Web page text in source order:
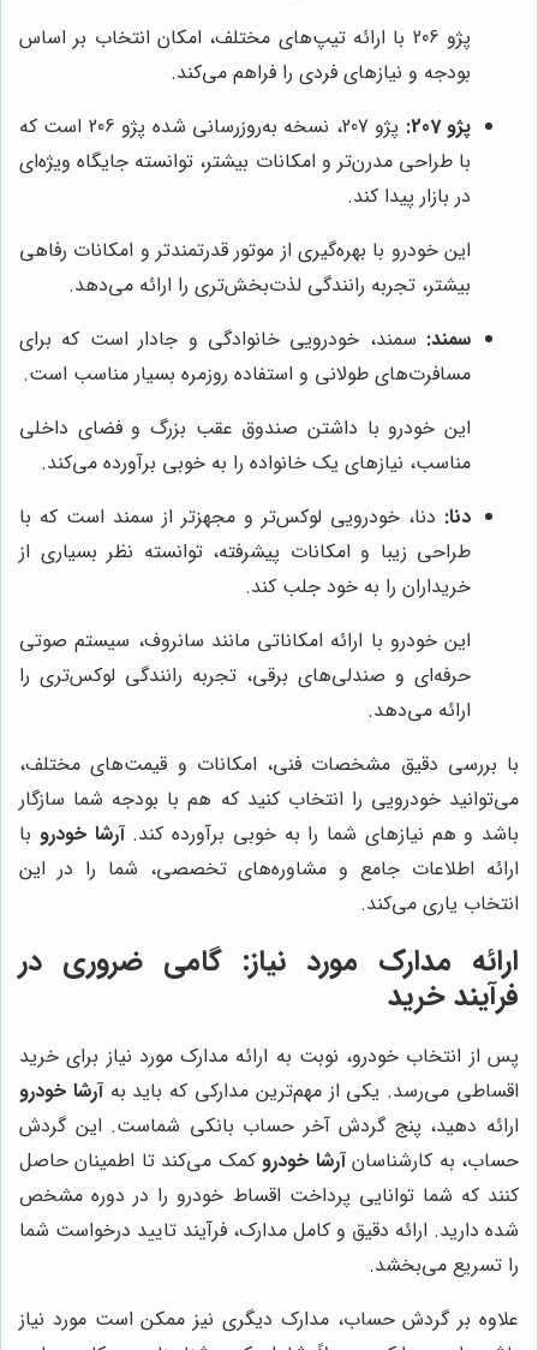
پژو 206 با ارائه تیپ‌های مختلف، امکان انتخاب بر اساس
بودجه و نیازهای فردی را فراهم می‌کند.
پژو 207:
پژو 207، نسخه به‌روزرسانی شده پژو 206 است که
با طراحی مدرن‌تر و امکانات بیشتر، توانسته جایگاه ویژه‌ای
در بازار پیدا کند.
این خودرو با بهره‌گیری از موتور قدرتمندتر و امکانات رفاهی
بیشتر، تجربه رانندگی لذت‌بخش‌تری را ارائه می‌دهد.
سمند: سمند، خودرویی خانوادگی و جادار است که برای
مسافرت‌های طولانی و استفاده روزمره بسیار مناسب است.
این خودرو با داشتن صندوق عقب بزرگ و فضای داخلی
مناسب، نیازهای یک خانواده را به خوبی برآورده می‌کند.
دنا: دنا، خودرویی لوکس‌تر و مجهزتر از سمند است که با
طراحی زیبا و امکانات پیشرفته، توانسته نظر بسیاری از
خریداران را به خود جلب کند.
این خودرو با ارائه امکاناتی مانند سانروف، سیستم صوتی
حرفه‌ای و صندلی‌های برقی، تجربه رانندگی لوکس‌تری را
ارائه می‌دهد.
با بررسی دقیق مشخصات فنی، امکانات و قیمت‌های مختلف،
می‌توانید خودرویی را انتخاب کنید که هم با بودجه شما سازگار
باشد و هم نیازهای شما را به خوبی برآورده کند.آرشا خودرو با
ارائه اطلاعات جامع و مشاوره‌های تخصصی، شما را در این
انتخاب یاری می‌کند.
ارائه مدارک مورد نیاز: گامی ضروری در
فرآیند خرید
پس از انتخاب خودرو، نوبت به ارائه مدارک مورد نیاز برای خرید
اقساطی می‌رسد. یکی از مهم‌ترین مدارکی که باید بهآرشا خودرو
ارائه دهید، پنج گردش آخر حساب بانکی شماست. این گردش
حساب، به کارشناسانآرشا خودرو کمک می‌کند تا اطمینان حاصل
کنند که شما توانایی پرداخت اقساط خودرو را در دوره مشخص
شده دارید. ارائه دقیق و کامل مدارک، فرآیند تایید درخواست شما
را تسریع می‌بخشد.
علاوه بر گردش حساب، مدارک دیگری نیز ممکن است مورد نیاز